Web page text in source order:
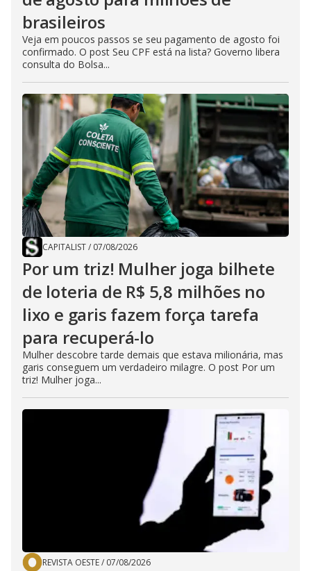
brasileiros
Veja em poucos passos se seu pagamento de agosto foi
confirmado. O post Seu CPF está na lista? Governo libera
consulta do Bolsa...
CAPITALIST/ 07/08/2026
Por um triz! Mulher joga bilhete
de loteria de R$ 5,8 milhões no
lixo e garis fazem força tarefa
para recuperá-lo
Mulher descobre tarde demais que estava milionária, mas
garis conseguem um verdadeiro milagre. O post Por um
triz! Mulher joga...
REVISTA OESTE/ 07/08/2026